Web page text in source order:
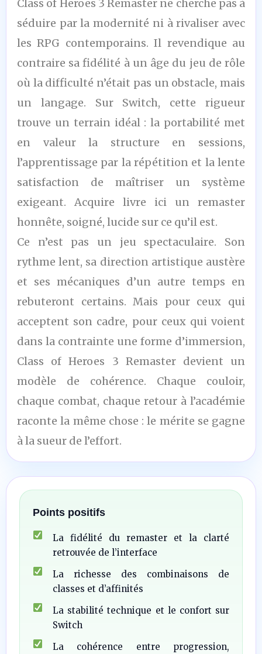
/10
Class of Heroes 3 Remaster ne cherche pas à
séduire par la modernité ni à rivaliser avec
les RPG contemporains. Il revendique au
contraire sa fidélité à un âge du jeu de rôle
où la difficulté n’était pas un obstacle, mais
un langage. Sur Switch, cette rigueur
trouve un terrain idéal : la portabilité met
en valeur la structure en sessions,
l’apprentissage par la répétition et la lente
satisfaction de maîtriser un système
exigeant. Acquire livre ici un remaster
honnête, soigné, lucide sur ce qu’il est.
Ce n’est pas un jeu spectaculaire. Son
rythme lent, sa direction artistique austère
et ses mécaniques d’un autre temps en
rebuteront certains. Mais pour ceux qui
acceptent son cadre, pour ceux qui voient
dans la contrainte une forme d’immersion,
Class of Heroes 3 Remaster devient un
modèle de cohérence. Chaque couloir,
chaque combat, chaque retour à l’académie
raconte la même chose : le mérite se gagne
à la sueur de l’effort.
Points positifs
La fidélité du remaster et la clarté
retrouvée de l’interface
La richesse des combinaisons de
classes et d’affinités
La stabilité technique et le confort sur
Switch
La cohérence entre progression,